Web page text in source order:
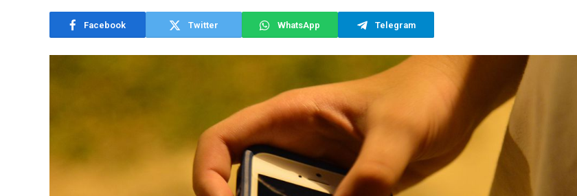
Facebook Twitter WhatsApp Telegram